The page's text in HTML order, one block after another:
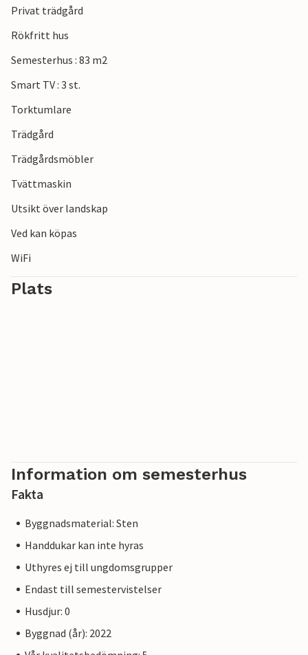
några minuter bort med bil i norr och den populära staden
Eckernförde i söder. Det finns inga gränser för valet av
Se fram emot en underbar tid i detta inbjudande boende
Privat trädgård
Rökfritt hus
Semesterhus : 83 m2
Smart TV : 3 st.
Torktumlare
Trädgård
Trädgårdsmöbler
Tvättmaskin
Utsikt över landskap
Ved kan köpas
WiFi
Plats
Information om semesterhus
Fakta
Byggnadsmaterial: Sten
Handdukar kan inte hyras
Uthyres ej till ungdomsgrupper
Endast till semestervistelser
Husdjur: 0
Byggnad (år): 2022